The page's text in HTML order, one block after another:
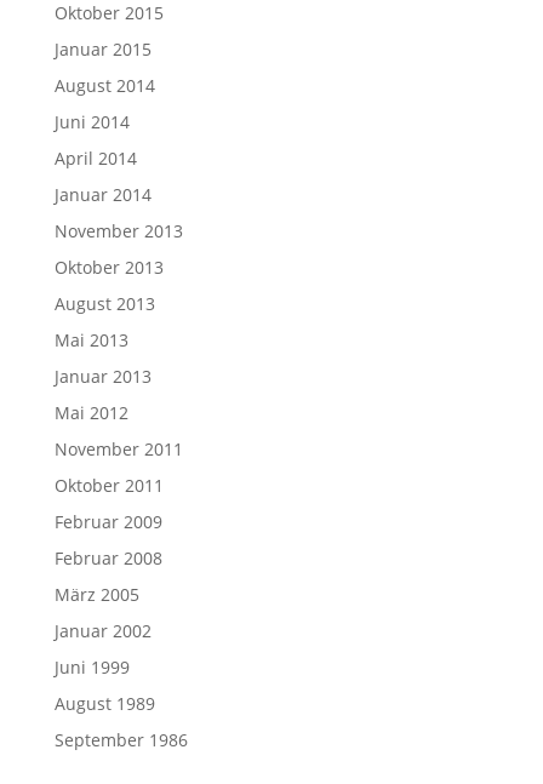
Oktober 2015
Januar 2015
August 2014
Juni 2014
April 2014
Januar 2014
November 2013
Oktober 2013
August 2013
Mai 2013
Januar 2013
Mai 2012
November 2011
Oktober 2011
Februar 2009
Februar 2008
März 2005
Januar 2002
Juni 1999
August 1989
September 1986